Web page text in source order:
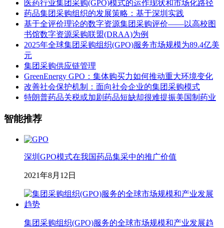
医药行业集团采购(GPO)模式的运作现状和市场化路径
药品集团采购组织的发展策略：基于深圳实践
基于全评价理论的数字资源集团采购评价——以高校图
书馆数字资源采购联盟(DRAA)为例
2025年全球集团采购组织(GPO)服务市场规模为89.4亿美
元
集团采购供应链管理
GreenEnergy GPO：集体购买力如何推动重大环境变化
改善社会保护机制：面向社会企业的集团采购模式
特朗普药品关税或加剧药品短缺却很难提振美国制药业
智能推荐
深圳GPO模式在我国药品集采中的推广价值
2021年8月12日
集团采购组织(GPO)服务的全球市场规模和产业发展趋